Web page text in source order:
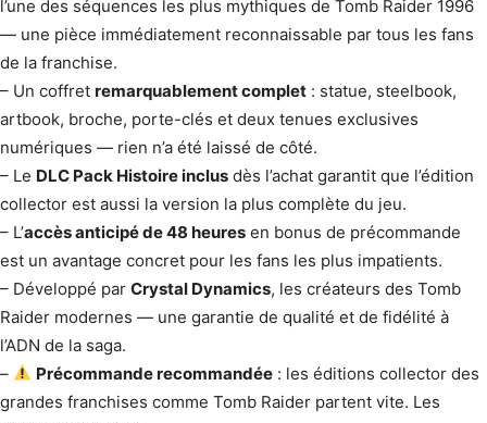
l’une des séquences les plus mythiques de Tomb Raider 1996
— une pièce immédiatement reconnaissable par tous les fans
de la franchise.
– Un coffret remarquablement complet : statue, steelbook,
artbook, broche, porte-clés et deux tenues exclusives
numériques — rien n’a été laissé de côté.
– Le DLC Pack Histoire inclus dès l’achat garantit que l’édition
collector est aussi la version la plus complète du jeu.
– L’accès anticipé de 48 heures en bonus de précommande
est un avantage concret pour les fans les plus impatients.
– Développé par Crystal Dynamics, les créateurs des Tomb
Raider modernes — une garantie de qualité et de fidélité à
l’ADN de la saga.
–
Précommande recommandée : les éditions collector des
grandes franchises comme Tomb Raider partent vite. Les